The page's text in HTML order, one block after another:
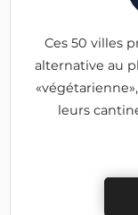
Ces 50 villes
alternative au
leurs